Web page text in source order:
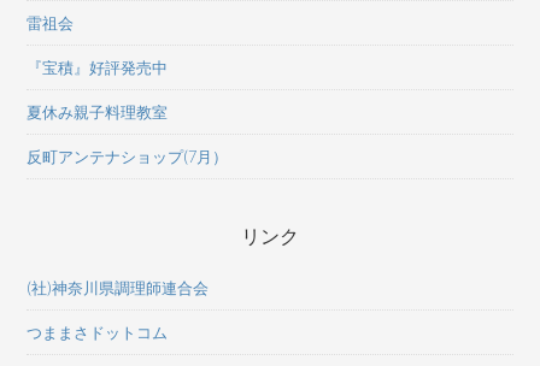
雷祖会
『宝積』好評発売中
夏休み親子料理教室
反町アンテナショップ(7月）
リンク
(社)神奈川県調理師連合会
つままさドットコム